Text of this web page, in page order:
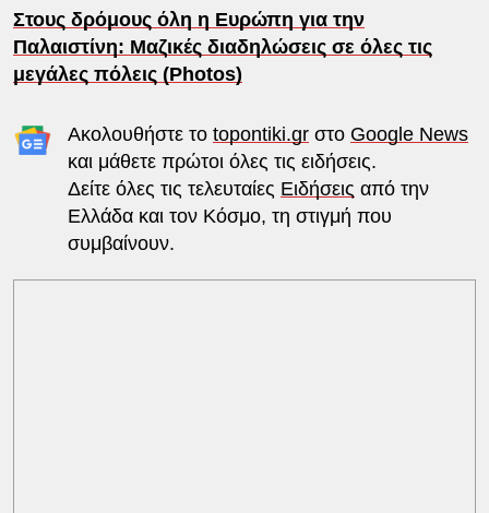
Στους δρόμους όλη η Ευρώπη για την
Παλαιστίνη: Μαζικές διαδηλώσεις σε όλες τις
μεγάλες πόλεις (Photos)
Ακολουθήστε το topontiki.grστο Google News
και μάθετε πρώτοι όλες τις ειδήσεις.
Δείτε όλες τις τελευταίες Ειδήσεις από την
Ελλάδα και τον Κόσμο, τη στιγμή που
συμβαίνουν.